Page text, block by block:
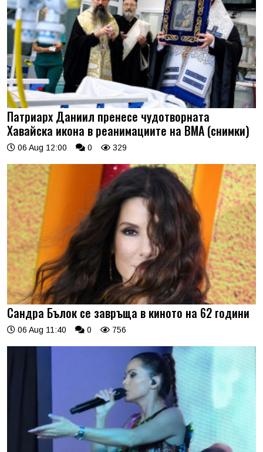
Патриарх Даниил пренесе чудотворната
Хавайска икона в реанимациите на ВМА (снимки)
06 Aug 12:00 0 329
Сандра Бълок се завръща в киното на 62 години
06 Aug 11:40 0 756